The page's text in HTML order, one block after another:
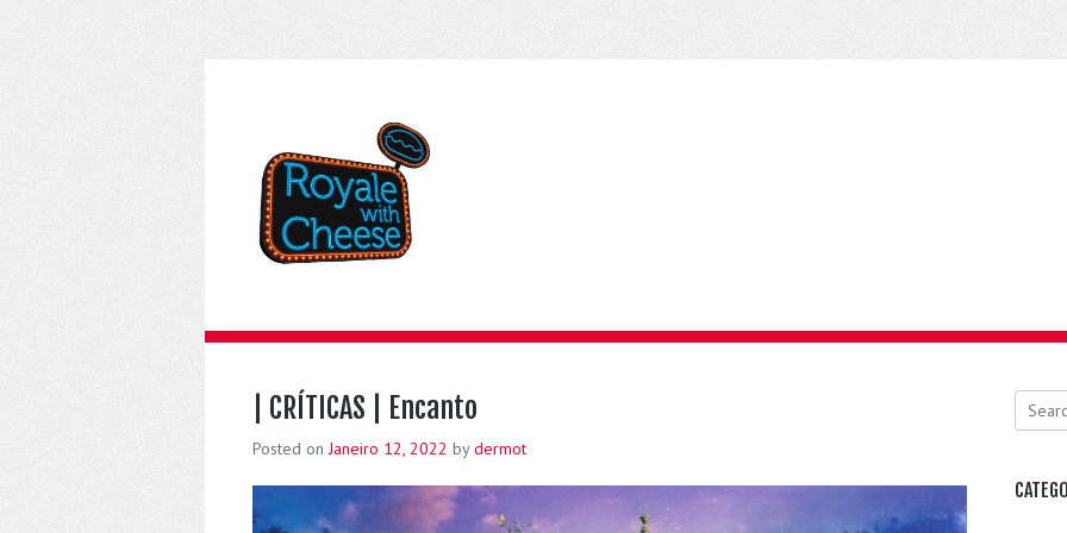
| CRÍTICAS | Encanto
Posted onJaneiro 12, 2022 bydermot
Search